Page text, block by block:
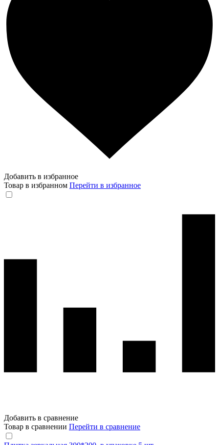
Добавить в избранное
Товар в избранном Перейти в избранное
Добавить в сравнение
Товар в сравнении Перейти в сравнение